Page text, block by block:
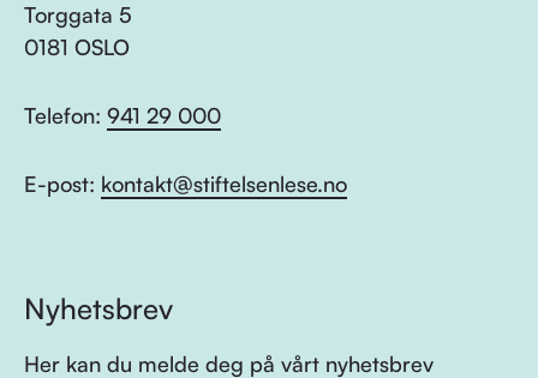
Torggata 5
0181 OSLO
Telefon: 941 29 000
E-post: kontakt@stiftelsenlese.no
Nyhetsbrev
Her kan du melde deg på vårt nyhetsbrev